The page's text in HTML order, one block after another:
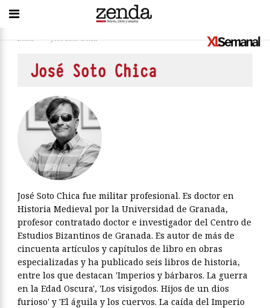
Inicio > José Soto Chica
José Soto Chica
José Soto Chica fue militar profesional. Es doctor en
Historia Medieval por la Universidad de Granada,
profesor contratado doctor e investigador del Centro de
Estudios Bizantinos de Granada. Es autor de más de
cincuenta artículos y capítulos de libro en obras
especializadas y ha publicado seis libros de historia,
entre los que destacan 'Imperios y bárbaros. La guerra
en la Edad Oscura', 'Los visigodos. Hijos de un dios
furioso' y 'El águila y los cuervos. La caída del Imperio